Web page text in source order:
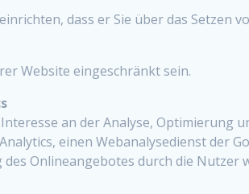
dass er Sie über das Setzen
Website eingeschränkt sein.
an der Analyse, Optimierung
einen Webanalysedienst der
Onlineangebotes durch die Nutzer